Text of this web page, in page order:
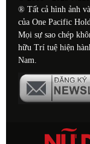
® Tất cả hình ảnh
của One Pacific
Mọi sự sao chép
hữu Trí tuệ hiện
Nam.